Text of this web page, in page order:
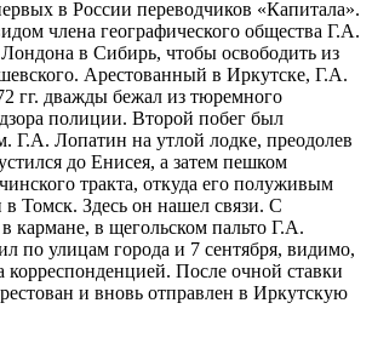
в России переводчиков «Капитала».
члена географического общества Г.А.
в Сибирь, чтобы освободить из
Арестованный в Иркутске, Г.А.
гг. дважды бежал из тюремного
полиции. Второй побег был
Г.А. Лопатин на утлой лодке, преодолев
до Енисея, а затем пешком
тракта, откуда его полуживым
в Томск. Здесь он нашел связи. С
кармане, в щегольском пальто Г.А.
по улицам города и 7 сентября, видимо,
корреспонденцией. После очной ставки
и вновь отправлен в Иркутскую